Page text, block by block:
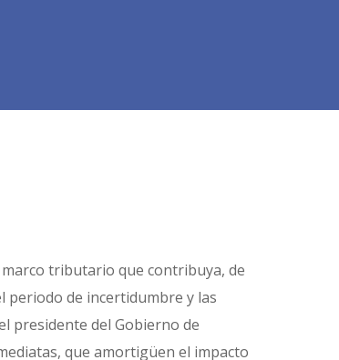
marco tributario que contribuya, de
periodo de incertidumbre y las
presidente del Gobierno de
que amortigüen el impacto